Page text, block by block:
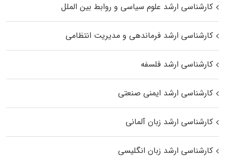
کارشناسی ارشد علوم سیاسی و روابط بین الملل
کارشناسی ارشد فرماندهی و مدیریت انتظامی
کارشناسی ارشد فلسفه
کارشناسی ارشد ایمنی صنعتی
کارشناسی ارشد زبان آلمانی
کارشناسی ارشد زبان انگلیسی